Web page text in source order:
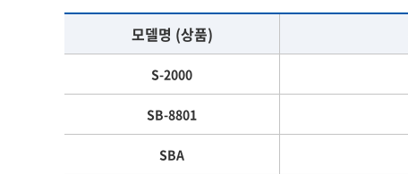
모델명 (상품)
S-2000
SB-8801
SBA